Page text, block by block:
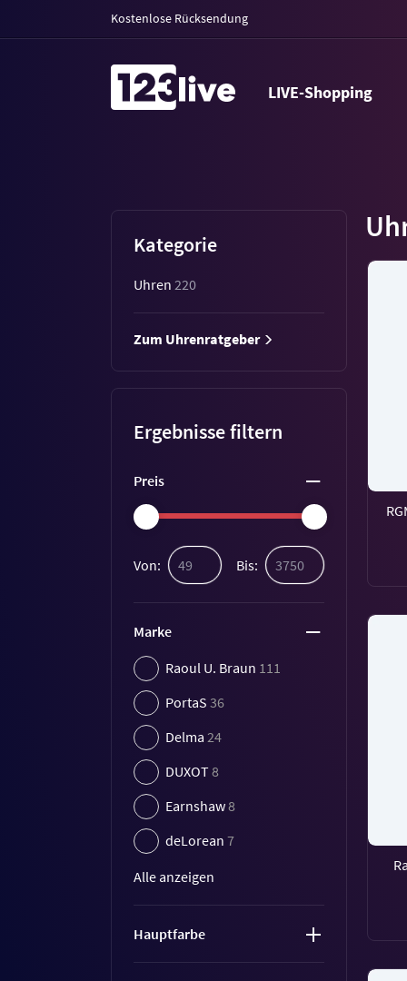
Kostenlose Rücksendung
LIVE-Shopping
Kategorie
Uhren 220
Zum Uhrenratgeber
Ergebnisse filtern
Preis
Von: Bis:
Marke
Raoul U. Braun 111
PortaS 36
Delma 24
DUXOT8
Earnshaw8
deLorean 7
Alle anzeigen
Hauptfarbe